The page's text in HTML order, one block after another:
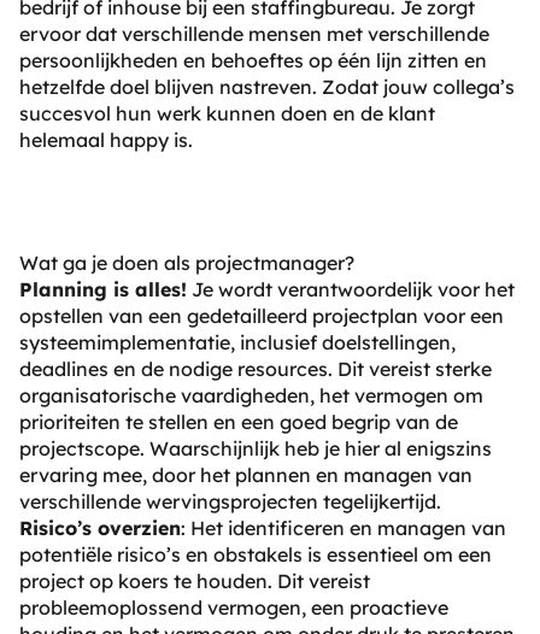
bedrijf of inhouse bij een staffingbureau. Je zorgt
ervoor dat verschillende mensen met verschillende
persoonlijkheden en behoeftes op één lijn zitten en
hetzelfde doel blijven nastreven. Zodat jouw collega’s
succesvol hun werk kunnen doen en de klant
helemaal happy is.
Wat ga je doen als projectmanager?
Planning is alles! Je wordt verantwoordelijk voor het
opstellen van een gedetailleerd projectplan voor een
systeemimplementatie, inclusief doelstellingen,
deadlines en de nodige resources. Dit vereist sterke
organisatorische vaardigheden, het vermogen om
prioriteiten te stellen en een goed begrip van de
projectscope. Waarschijnlijk heb je hier al enigszins
ervaring mee, door het plannen en managen van
verschillende wervingsprojecten tegelijkertijd.
Risico’s overzien: Het identificeren en managen van
potentiële risico’s en obstakels is essentieel om een
project op koers te houden. Dit vereist
probleemoplossend vermogen, een proactieve